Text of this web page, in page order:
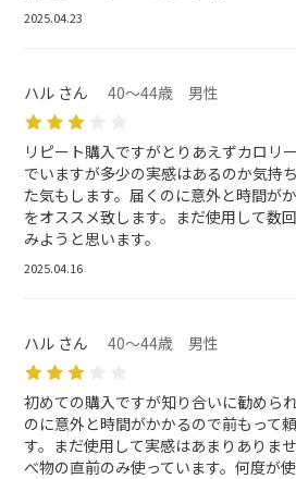
2025.04.23
ハル さん 40～44歳 男性
リピート購入ですがとりあえずカロリ
でいますが多少の実感はあるのか気持
た気もします。届くのに意外と時間が
をオススメ致します。まだ使用して数
みようと思います。
2025.04.16
ハル さん 40～44歳 男性
初めての購入ですが知り合いに勧めら
のに意外と時間がかかるので前もって
す。まだ使用して実感はあまりありま
べ物の直前のみ使っています。何度が